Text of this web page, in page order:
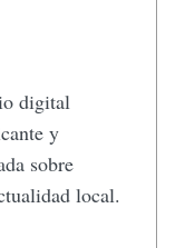
digital
y
sobre
local.